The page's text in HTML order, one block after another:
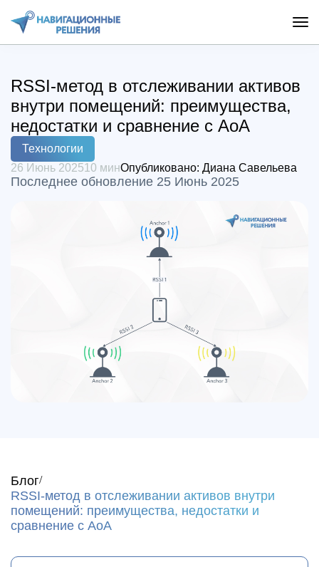
Технологии
26 Июнь 202510 минОпубликовано: Диана Савельева
Последнее обновление 25 Июнь 2025
RSSI-метод в отслеживании активов
внутри помещений: преимущества,
недостатки и сравнение с AoA
Блог
RSSI-метод в отслеживании активов внутри
помещений: преимущества, недостатки и
сравнение с AoA